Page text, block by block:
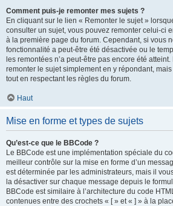
Comment puis-je remonter mes sujets ?
En cliquant sur le lien « Remonter le sujet »
consulter un sujet, vous pouvez remonter celui-ci
à la première page du forum. Cependant, si vous
fonctionnalité a peut-être été désactivée ou le
les remontées n’a peut-être pas encore été
remonter le sujet simplement en y répondant,
tout en respectant les règles du forum.
Haut
Mise en forme et types de sujets
Qu’est-ce que le BBCode ?
Le BBCode est une implémentation spéciale du
meilleur contrôle sur la mise en forme d’un
est déterminée par les administrateurs, mais il
la désactiver sur chaque message depuis le
BBCode est similaire à l’architecture du code
contenues entre des crochets « [ » et « ] » à la